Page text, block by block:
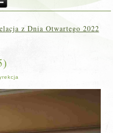
z Dnia Otwartego 2022